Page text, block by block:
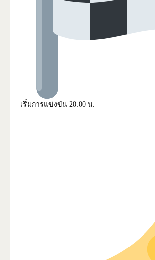
เริ่มการแข่งขัน 20:00 น.